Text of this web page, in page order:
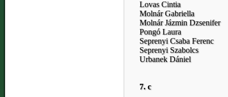
Lovas Cintia
Molnár Gabriella
Molnár Jázmin Dzsenifer
Pongó Laura
Seprenyi Csaba Ferenc
Seprenyi Szabolcs
Urbanek Dániel
7. c